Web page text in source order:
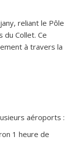
reliant le Pôle
du Collet. Ce
à travers la
aéroports :
1 heure de